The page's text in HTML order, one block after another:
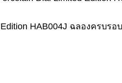
HAB004J ฉลองครบร